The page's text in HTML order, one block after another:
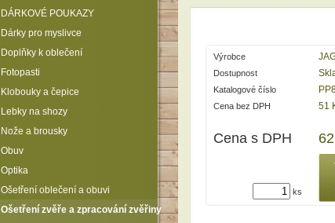
Výrobce
Dostupnost
Katalogové číslo
Cena bez DPH 51
Cena s DPH
ks
DÁRKOVÉ POUKAZY
Dárky pro myslivce
Doplňky k oblečení
Fotopasti
Klobouky a čepice
Lebky na shozy
Nože a brousky
Obuv
Optika
Ošetření oblečení a obuvi
Ošetření zvěře a zpracování zvěřiny